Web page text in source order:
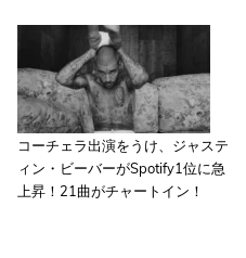
コーチェラ出演をうけ、ジャステ
ィン・ビーバーがSpotify1位に急
上昇！21曲がチャートイン！